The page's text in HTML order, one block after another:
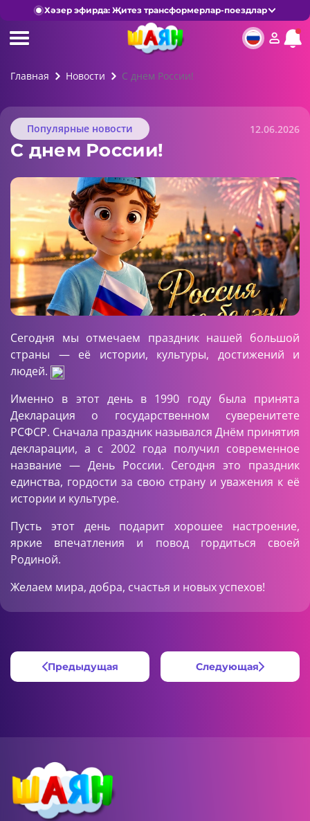
Хәзер эфирда: Җитез трансформерлар-поездлар
Главная Новости С днем России!
Популярные новости 12.06.2026
С днем России!
Сегодня мы отмечаем праздник нашей большой
страны — её истории, культуры, достижений и
людей.
Именно в этот день в 1990 году была принята
Декларация о государственном суверенитете
РСФСР. Сначала праздник назывался Днём принятия
декларации, а с 2002 года получил современное
название — День России. Сегодня это праздник
единства, гордости за свою страну и уважения к её
истории и культуре.
Пусть этот день подарит хорошее настроение,
яркие впечатления и повод гордиться своей
Родиной.
Желаем мира, добра, счастья и новых успехов!
Предыдущая Следующая